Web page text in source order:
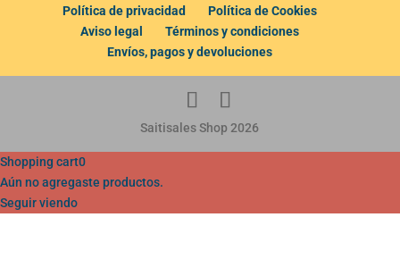
Política de privacidad
Política de Cookies
Aviso legal
Términos y condiciones
Envíos, pagos y devoluciones
Saitisales Shop 2026
Shopping cart0
Aún no agregaste productos.
Seguir viendo